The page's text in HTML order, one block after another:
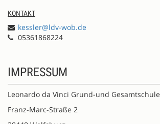
KONTAKT
kessler@ldv-wob.de
05361868224
IMPRESSUM
Leonardo da Vinci Grund-und Gesamtschule
Franz-Marc-Straße 2